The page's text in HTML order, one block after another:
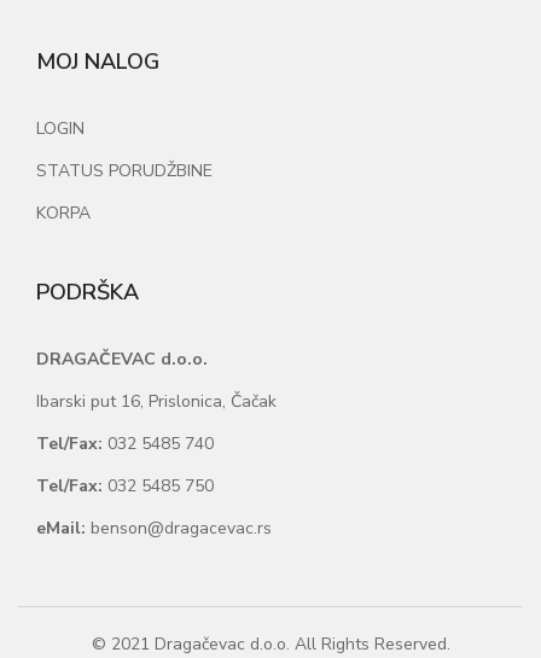
MOJ NALOG
LOGIN
STATUS PORUDŽBINE
KORPA
PODRŠKA
DRAGAČEVAC d.o.o.
Ibarski put 16, Prislonica, Čačak
Tel/Fax: 032 5485 740
Tel/Fax: 032 5485 750
eMail: benson@dragacevac.rs
© 2021 Dragačevac d.o.o. All Rights Reserved.